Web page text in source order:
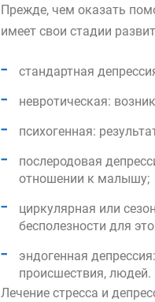
Прежде, чем оказать
имеет свои стадии
стандартная
невротическая:
психогенная:
послеродовая
отношении к малышу;
циркулярная или
бесполезности для
эндогенная
происшествия, людей.
Лечение стресса и